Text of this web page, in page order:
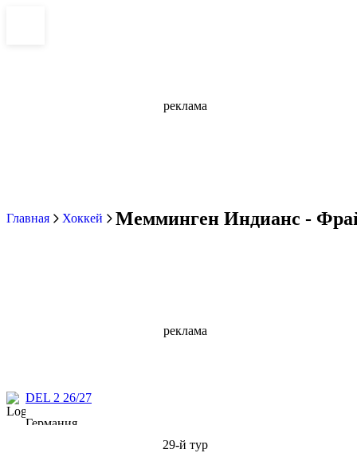
реклама
Главная Хоккей Мемминген Индианс -
реклама
DEL 2 26/27
Германия
29-й тур